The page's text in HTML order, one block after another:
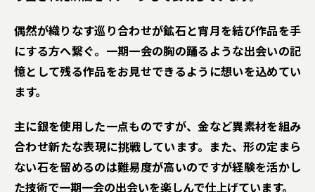
偶然が織りなす巡り合わせが鉱石と宵月を結び作品を手
にする方へ繋ぐ。一期一会の胸の踊るような出会いの記
憶として残る作品をお見せできるように想いを込めてい
ます。
主に銀を使用した一点ものですが、金など異素材を組み
合わせ新たな表現に挑戦しています。また、形の定まら
ない石を留めるのは難易度が高いのですが経験を活かし
た技術で一期一会の出会いを楽しんで仕上げています。